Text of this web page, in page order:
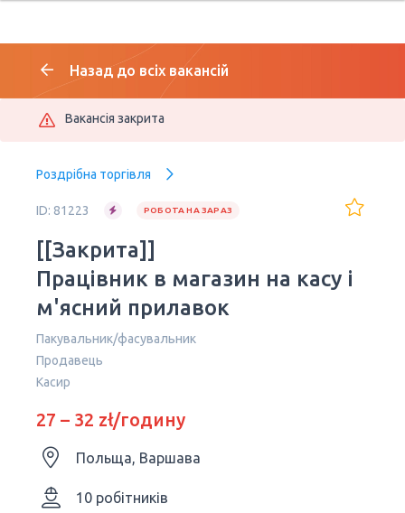
Назад до всіх вакансій
Вакансія закрита
Роздрібна торгівля
ID: 81223 РОБОТА НА ЗАРАЗ
[[Закрита]]
Працівник в магазин на касу і
м'ясний прилавок
Пакувальник/фасувальник
Продавець
Касир
27 – 32 zł/годину
Польща, Варшава
10 робітників